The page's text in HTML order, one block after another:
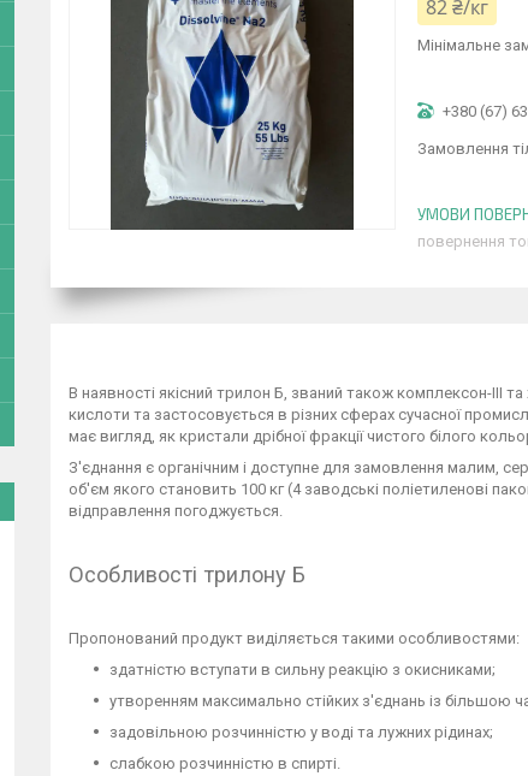
82 ₴/кг
Мінімальне
+380 (67)
Замовлення
повернення
В наявності якісний трилон Б, званий також комплексон-III
кислоти та застосовується в різних сферах сучасної
має вигляд, як кристали дрібної фракції чистого білого
З'єднання є органічним і доступне для замовлення малим,
об'єм якого становить 100 кг (4 заводські поліетиленові
відправлення погоджується.
Особливості трилону Б
Пропонований продукт виділяється такими особливостями:
здатністю вступати в сильну реакцію з окисниками;
утворенням максимально стійких з'єднань із більшою
задовільною розчинністю у воді та лужних рідинах;
слабкою розчинністю в спирті.